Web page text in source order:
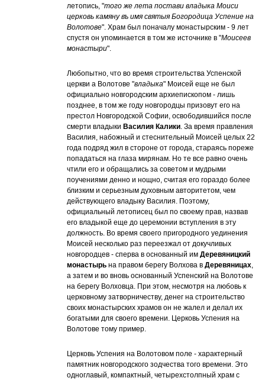
летопись, "того же лета постави владыка Моиси
церковь камяну въ имя святыя Богородица Успение на
Волотове". Храм был поначалу монастырским - 9 лет
спустя он упоминается в том же источнике в "Моисеев
монастыри".
Любопытно, что во время строительства Успенской
церкви а Волотове "владыка" Моисей еще не был
официально новгородским архиепископом - лишь
позднее, в том же году новгородцы призовут его на
престол Новгородской Софии, освободившийся после
смерти владыкиВасилия Калики . За время правления
Василия, набожный и стеснительный Моисей целых 22
года подряд жил в стороне от города, стараясь пореже
попадаться на глаза мирянам. Но те все равно очень
чтили его и обращались за советом и мудрыми
поучениями денно и нощно, считая его гораздо более
близким и серьезным духовным авторитетом, чем
действующего владыку Василия. Поэтому,
официальный летописец был по своему прав, назвав
его владыкой еще до церемонии вступления в эту
должность. Во время своего пригородного уединения
Моисей несколько раз переезжал от докучливых
новгородцев - сперва в основанный имДеревяницкий
монастырь на правом берегу Волхова вДеревяницах
а затем и во вновь основанный Успенский на Волотове
на берегу Волховца. При этом, несмотря на любовь к
церковному затворничеству, денег на строительство
своих монастырских храмов он не жалел и делал их
богатыми для своего времени. Церковь Успения на
Волотове тому пример.
Церковь Успения на Волотовом поле - характерный
памятник новгородского зодчества того времени. Это
одноглавый, компактный, четырехстолпный храм с